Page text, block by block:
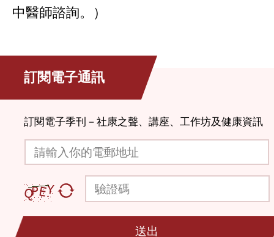
中醫師諮詢。）
訂閱電子通訊
訂閱電子季刊－社康之聲、講座、工作坊及健康資訊
請輸入你的電郵地址
驗證碼
送出